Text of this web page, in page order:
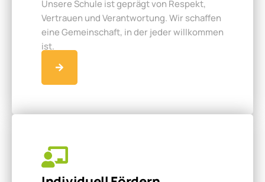
Unsere Schule ist geprägt von Respekt,
Vertrauen und Verantwortung. Wir schaffen
eine Gemeinschaft, in der jeder willkommen
ist.